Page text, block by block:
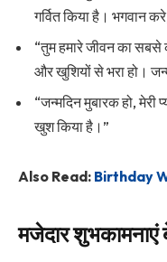
गर्वित किया है। भगवान
“तुम हमारे जीवन का सबसे
और खुशियों से भरा हो।
“जन्मदिन मुबारक हो,
खुश किया है।”
Also Read: Birthday
मजेदार शुभकामनाएं